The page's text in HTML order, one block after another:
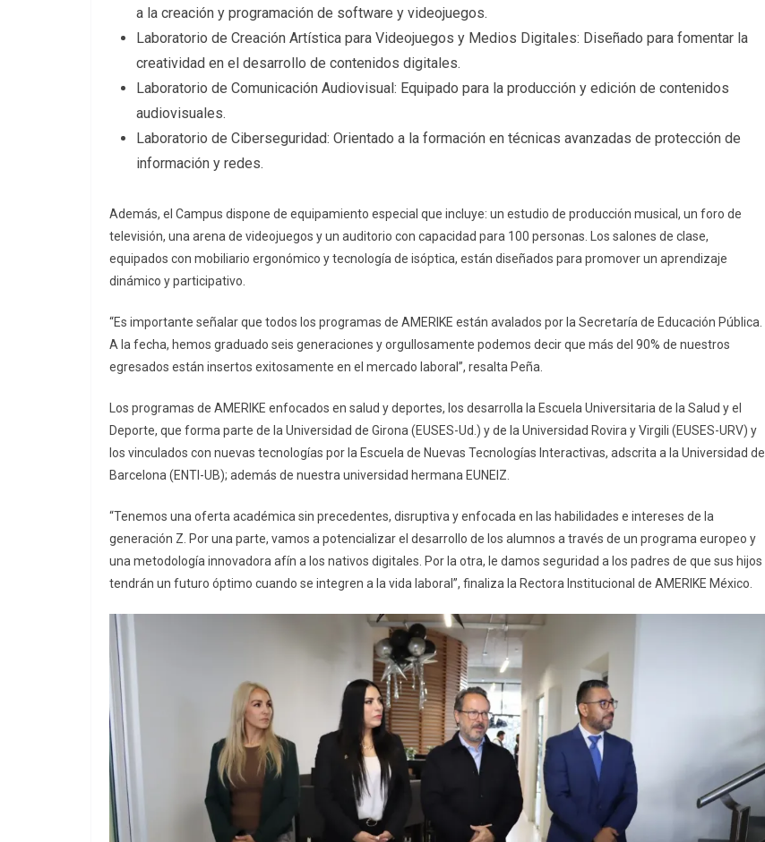
a la creación y programación de software y videojuegos.
Laboratorio de Creación Artística para Videojuegos y Medios Digitales: Diseñado para fomentar la
creatividad en el desarrollo de contenidos digitales.
Laboratorio de Comunicación Audiovisual: Equipado para la producción y edición de contenidos
audiovisuales.
Laboratorio de Ciberseguridad: Orientado a la formación en técnicas avanzadas de protección de
información y redes.
Además, el Campus dispone de equipamiento especial que incluye: un estudio de producción musical, un foro de
televisión, una arena de videojuegos y un auditorio con capacidad para 100 personas. Los salones de clase,
equipados con mobiliario ergonómico y tecnología de isóptica, están diseñados para promover un aprendizaje
dinámico y participativo.
“Es importante señalar que todos los programas de AMERIKE están avalados por la Secretaría de Educación Pública.
A la fecha, hemos graduado seis generaciones y orgullosamente podemos decir que más del 90% de nuestros
egresados están insertos exitosamente en el mercado laboral”, resalta Peña.
Los programas de AMERIKE enfocados en salud y deportes, los desarrolla la Escuela Universitaria de la Salud y el
Deporte, que forma parte de la Universidad de Girona (EUSES-Ud.) y de la Universidad Rovira y Virgili (EUSES-URV) y
los vinculados con nuevas tecnologías por la Escuela de Nuevas Tecnologías Interactivas, adscrita a la Universidad de
Barcelona (ENTI-UB); además de nuestra universidad hermana EUNEIZ.
“Tenemos una oferta académica sin precedentes, disruptiva y enfocada en las habilidades e intereses de la
generación Z. Por una parte, vamos a potencializar el desarrollo de los alumnos a través de un programa europeo y
una metodología innovadora afín a los nativos digitales. Por la otra, le damos seguridad a los padres de que sus hijos
tendrán un futuro óptimo cuando se integren a la vida laboral”, finaliza la Rectora Institucional de AMERIKE México.